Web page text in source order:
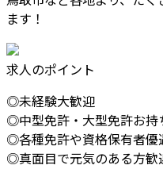
ます！
求人のポイント
◎未経験大歓迎
◎中型免許・大型免許お持
◎各種免許や資格保有者優
◎真面目で元気のある方歓